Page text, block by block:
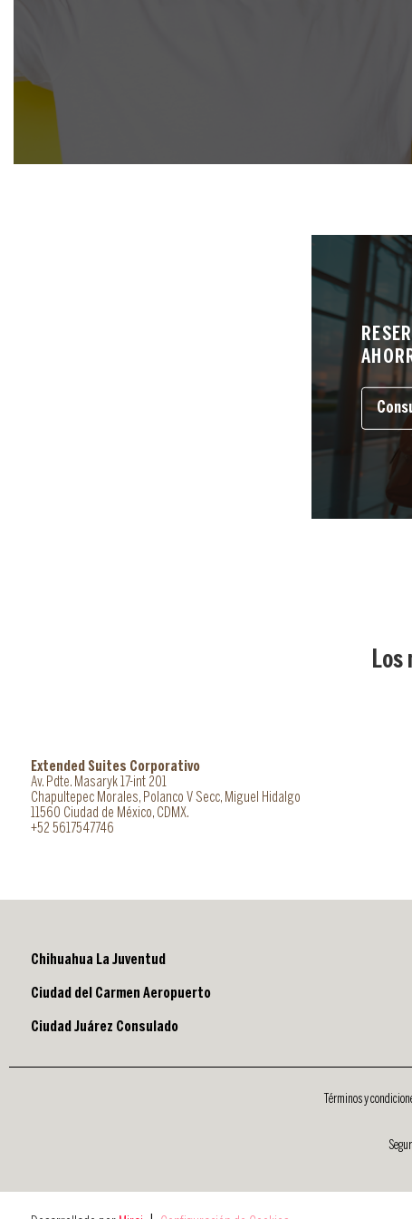
Los
Extended Suites Corporativo
Av. Pdte. Masaryk 17-int 201
Chapultepec Morales, Polanco V Secc, Miguel Hidalgo
11560 Ciudad de México, CDMX.
+52 5617547746
Chihuahua La Juventud
Ciudad del Carmen Aeropuerto
Ciudad Juárez Consulado
Términos y